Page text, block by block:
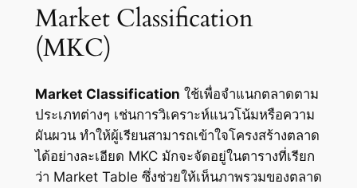
Market Classification
(MKC)
Market Classification ใช้เพื่อจำแนกตลาดตาม
ประเภทต่างๆ เช่นการวิเคราะห์แนวโน้มหรือความ
ผันผวน ทำให้ผู้เรียนสามารถเข้าใจโครงสร้างตลาด
ได้อย่างละเอียด MKC มักจะจัดอยู่ในตารางที่เรียก
ว่า Market Table ซึ่งช่วยให้เห็นภาพรวมของตลาด